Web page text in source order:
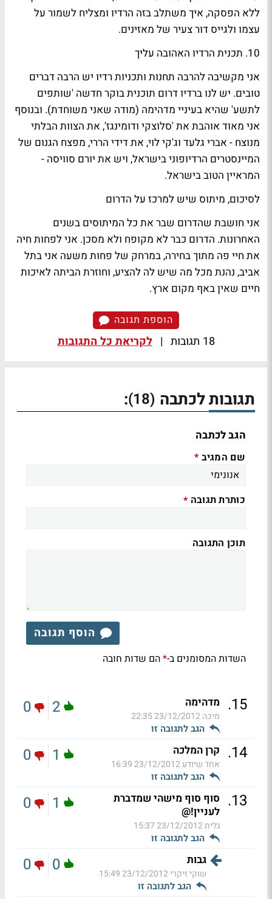
ללא הפסקה, איך משתלב בזה הרדיו ומצליח לשמור על
עצמו ולגייס דור צעיר של מאזינים.
10. תכנית הרדיו האהובה עליך
אני מקשיבה להרבה תחנות ותכניות רדיו יש הרבה דברים
טובים. יש לנו ברדיו דרום תוכנית בוקר חדשה 'שותפים
לתשע' שהיא בעיניי מדהימה (מודה שאני משוחדת). ובנוסף
אני מאוד אוהבת את 'סלוצקי ודומינגז', את הצוות הבלתי
מנוצח - אברי גלעד וג'קי לוי, את דידי הררי, מפצח הגנום של
המיינסטרים הרדיופוני בישראל, ויש את יורם סוויסה -
המראיין הטוב בישראל.
לסיכום, מיתוס שיש למרכז על הדרום
אני חושבת שהדרום שבר את כל המיתוסים בשנים
האחרונות. הדרום כבר לא מקופח ולא מסכן. אני לפחות חיה
את חיי פה מתוך בחירה, במרחק של פחות משעה אני בתל
אביב, נהנת מכל מה שיש לה להציע, וחוזרת הביתה לאיכות
חיים שאין באף מקום ארץ.
הוספת תגובה
18 תגובות | לקריאת כל התגובות
תגובות לכתבה (18)
:
הגב לכתבה
שם המגיב *
כותרת תגובה *
תוכן התגובה
הוסף תגובה
השדות המסומנים ב-*הם שדות חובה
15
. מדהימה
מיכה23/12/2012 22:35
הגב לתגובה זו
2
0
14
. קרן המלכה
אחד שיודע23/12/2012 16:39
הגב לתגובה זו
1
0
13
. סוף סוף מישהי שמדברת
לעניין!@
גלית23/12/2012 15:37
הגב לתגובה זו
1
0
גבות
שוקי זיקרי23/12/2012 15:49
הגב לתגובה זו
0
0